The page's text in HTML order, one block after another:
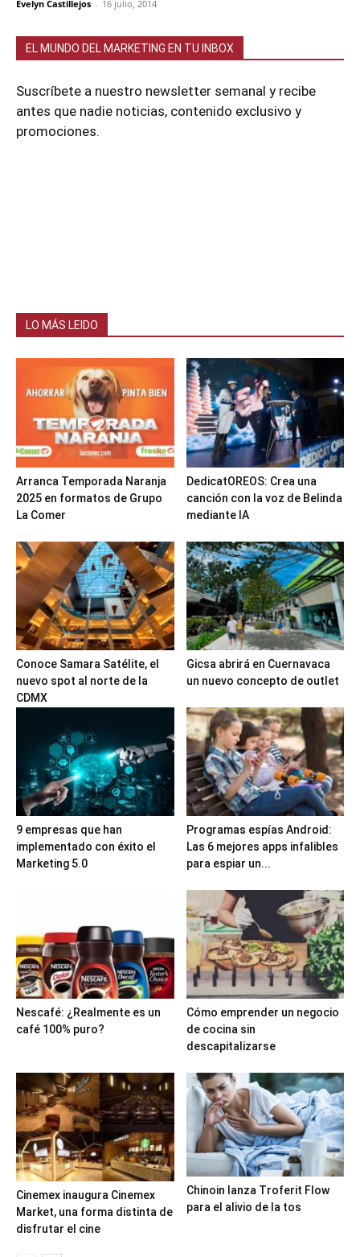
Evelyn Castillejos - 16 julio, 2014
EL MUNDO DEL MARKETING EN TU INBOX
Suscríbete a nuestro newsletter semanal y recibe
antes que nadie noticias, contenido exclusivo y
promociones.
LO MÁS LEIDO
Arranca Temporada Naranja
2025 en formatos de Grupo
La Comer
DedicatOREOS: Crea una
canción con la voz de Belinda
mediante IA
Conoce Samara Satélite, el
nuevo spot al norte de la
CDMX
Gicsa abrirá en Cuernavaca
un nuevo concepto de outlet
9 empresas que han
implementado con éxito el
Marketing 5.0
Programas espías Android:
Las 6 mejores apps infalibles
para espiar un...
Nescafé: ¿Realmente es un
café 100% puro?
Cómo emprender un negocio
de cocina sin
descapitalizarse
Cinemex inaugura Cinemex
Market, una forma distinta de
disfrutar el cine
Chinoin lanza Troferit Flow
para el alivio de la tos